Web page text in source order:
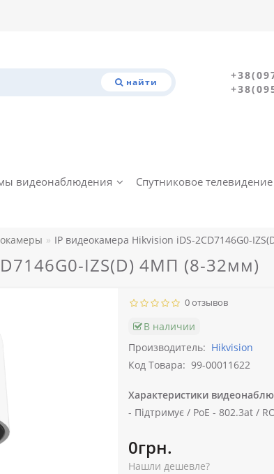
найти
видеонаблюдения
Спутниковое телевидение
IP видеокамера Hikvision іDS-2CD7146G0-
IZS(D) 4МП (8-32мм)
0 отзывов
В наличии
Производитель: Hikvision
Код Товара: 99-00011622
Характеристики
- Підтримує / PoE - 802.3at /
0грн.
Нашли дешевле?